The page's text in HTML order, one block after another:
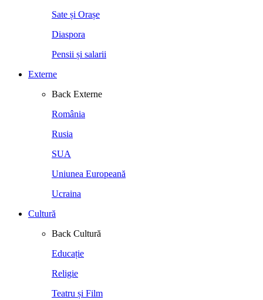
Sate și Orașe
Diaspora
Pensii și salarii
Externe
Back Externe
România
Rusia
SUA
Uniunea Europeană
Ucraina
Cultură
Back Cultură
Educație
Religie
Teatru și Film